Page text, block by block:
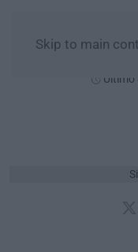
Skip to main
Ultimo